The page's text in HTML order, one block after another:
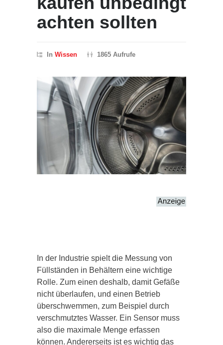
achten sollten
In Wissen 1865 Aufrufe
In der Industrie spielt die Messung von
Füllständen in Behältern eine wichtige
Rolle. Zum einen deshalb, damit Gefäße
nicht überlaufen, und einen Betrieb
überschwemmen, zum Beispiel durch
verschmutztes Wasser. Ein Sensor muss
also die maximale Menge erfassen
können. Andererseits ist es wichtig das